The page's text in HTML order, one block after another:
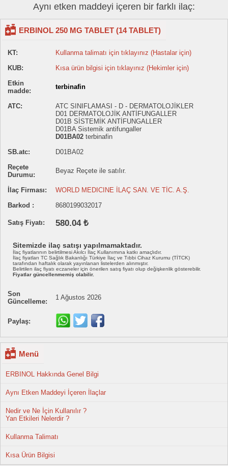
Aynı etken maddeyi içeren bir farklı ilaç:
ERBINOL 250 MG TABLET (14 TABLET)
KT:
Kullanma talimatı için tıklayınız (Hastalar için)
KUB:
Kısa ürün bilgisi için tıklayınız (Hekimler için)
Etkin
madde:
terbinafin
ATC:
ATC SINIFLAMASI - D - DERMATOLOJİKLER
D01 DERMATOLOJİK ANTİFUNGALLER
D01B SİSTEMİK ANTİFUNGALLER
D01BA Sistemik antifungaller
D01BA02 terbinafin
SB.atc:
D01BA02
Reçete
Durumu:
Beyaz Reçete ile satılır.
İlaç Firması:
WORLD MEDICINE İLAÇ SAN. VE TİC. A.Ş.
Barkod :
8680199032017
Satış Fiyatı: 580.04 ₺
Sitemizde ilaç satışı yapılmamaktadır.
İlaç fiyatlarının belirtilmesi Akılcı İlaç Kullanımına katkı amaçlıdır.
İlaç fiyatları TC Sağlık Bakanlığı Türkiye İlaç ve Tıbbi Cihaz Kurumu (TİTCK)
tarafından haftalık olarak yayınlanan listelerden alınmıştır.
Belirtilen ilaç fiyatı eczaneler için önerilen satış fiyatı olup değişkenlik gösterebilir.
Fiyatlar güncellenmemiş olabilir.
Son
Güncelleme:
1 Ağustos 2026
Paylaş:
Menü
ERBINOL Hakkında Genel Bilgi
Aynı Etken Maddeyi İçeren İlaçlar
Nedir ve Ne İçin Kullanılır ?
Yan Etkileri Nelerdir ?
Kullanma Talimatı
Kısa Ürün Bilgisi